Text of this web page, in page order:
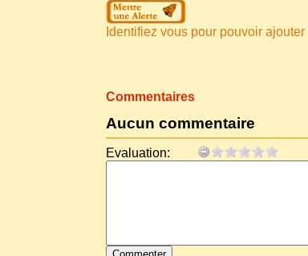
Identifiez vous pour pouvoir
Commentaires
Aucun commentaire
Evaluation: